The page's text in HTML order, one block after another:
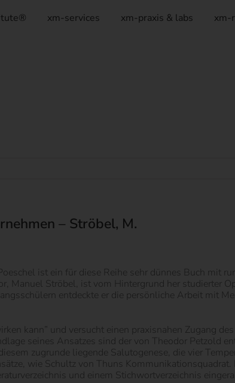
xm-services xm-praxis & labs xm-
– Ströbel, M.
ist ein für diese Reihe sehr dünnes Buch mit
Manuel Ströbel, ist vom Hintergrund her studierter
entdeckte er die persönliche Arbeit mit
kann” und versucht einen praxisnahen Zugang
seines Ansatzes sind der von Theodor Petzold
zugrunde liegende Salutogenese, die vier
wie Schultz von Thuns Kommunikationsquadrat.
und einem Stichwortverzeichnis